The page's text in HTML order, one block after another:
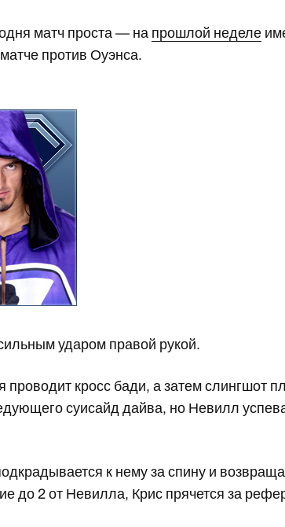
матч проста — на прошлой неделе
против Оуэнса.
ударом правой рукой.
кросс бади, а затем слингшот
суисайд дайва, но Невилл
к нему за спину и
до 2 от Невилла, Крис прячется за